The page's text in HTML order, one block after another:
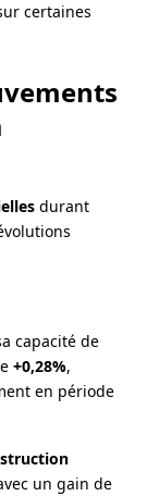
certaines
durant
capacité de
+0,28%,
en période
un gain de